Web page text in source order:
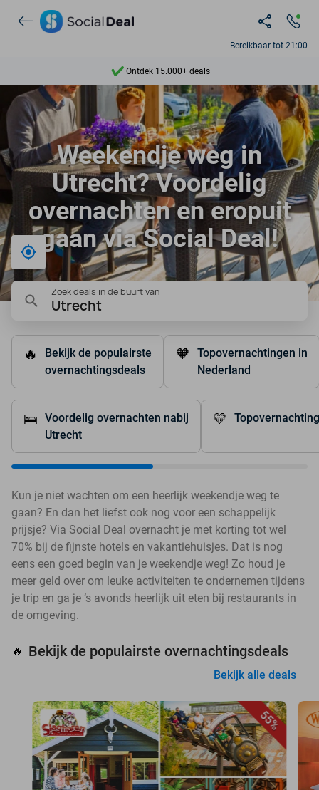
Bereikbaar tot 21:00
7 dagen per week beschikbaar
10+ miljoen leden
9,4
Ontdek 15.000+ deals
Weekendje weg in
Utrecht? Voordelig
overnachten en eropuit
gaan via Social Deal!
Bij mij in de buurt
Zoek deals in de buurt van
Utrecht
🔥
Bekijk de populairste
overnachtingsdeals
🧡
Topovernachtingen in
Nederland
🛌 Voordelig overnachten nabij
Utrecht
💛
Kun je niet wachten om een heerlijk weekendje weg te
gaan? En dan het liefst ook nog voor een schappelijk
prijsje? Via Social Deal overnacht je met korting tot wel
70% bij de fijnste hotels en vakantiehuisjes. Dat is nog
eens een goed begin van je weekendje weg! Zo houd je
meer geld over om leuke activiteiten te ondernemen tijdens
je trip en ga je ‘s avonds heerlijk uit eten bij restaurants in
de omgeving.
🔥 Bekijk de populairste overnachtingsdeals
Bekijk alle deals
55%